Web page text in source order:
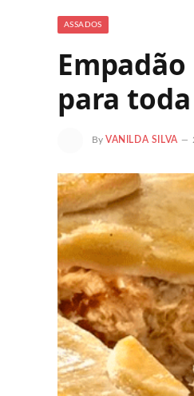
ASSADOS
para
By VANILDA SILVA